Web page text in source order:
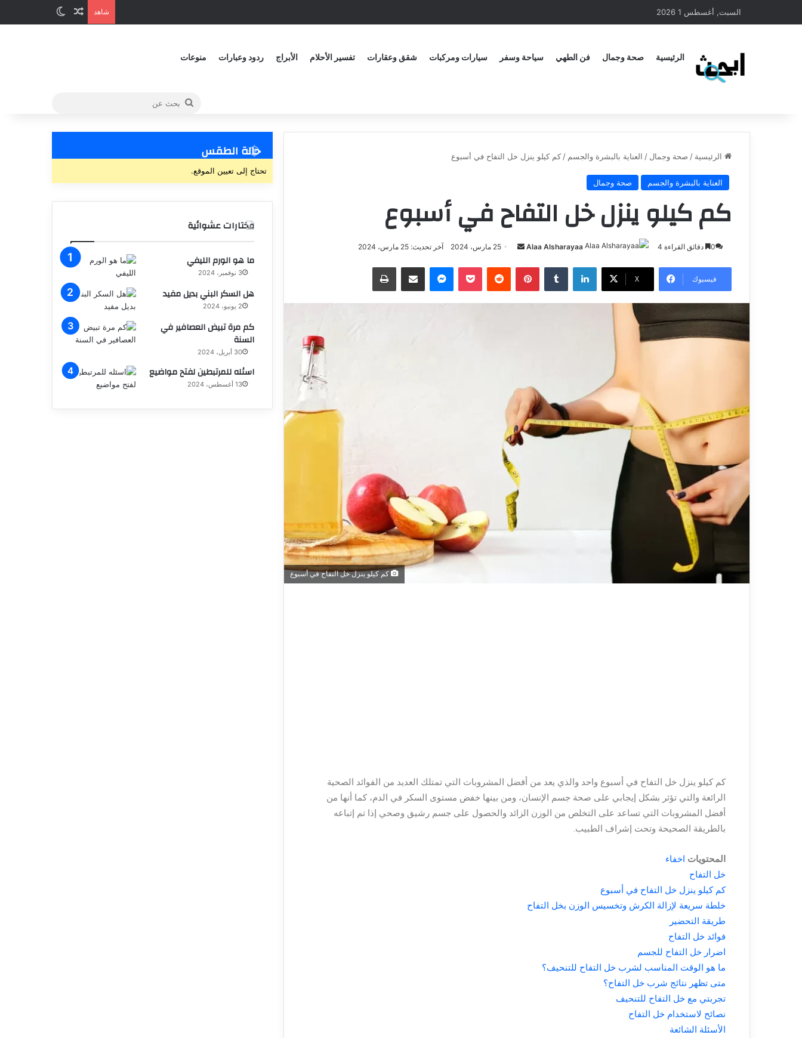
السبت, أغسطس 1 2026 شاهد
الرئيسية صحة وجمال فن الطهي سياحة وسفر سيارات ومركبات شقق وعقارات تفسير الأحلام الأبراج ردود وعبارات منوعات
الرئيسية / صحة وجمال / العناية بالبشرة والجسم / كم كيلو ينزل خل التفاح في أسبوع
العناية بالبشرة والجسم صحة وجمال
كم كيلو ينزل خل التفاح في أسبوع
Alaa Alsharayaa 25 مارس، 2024 آخر تحديث: 25 مارس، 2024 0 دقائق القراءة 4
فيسبوك X
كم كيلو ينزل خل التفاح في أسبوع
كم كيلو ينزل خل التفاح في أسبوع واحد والذي يعد من أفضل المشروبات التي تمتلك العديد من الفوائد الصحية
الرائعة والتي تؤثر بشكل إيجابي على صحة جسم الإنسان، ومن بينها خفض مستوى السكر في الدم، كما أنها من
أفضل المشروبات التي تساعد على التخلص من الوزن الزائد والحصول على جسم رشيق وصحي إذا تم إتباعه
بالطريقة الصحيحة وتحت إشراف الطبيب.
المحتويات اخفاء
خل التفاح
كم كيلو ينزل خل التفاح في أسبوع
خلطة سريعة لإزالة الكرش وتخسيس الوزن بخل التفاح
طريقة التحضير
فوائد خل التفاح
اضرار خل التفاح للجسم
ما هو الوقت المناسب لشرب خل التفاح للتنحيف؟
متى تظهر نتائج شرب خل التفاح؟
تجربتي مع خل التفاح للتنحيف
نصائح لاستخدام خل التفاح
الأسئلة الشائعة
حالة الطقس
تحتاج إلى تعيين الموقع.
مختارات عشوائية
ما هو الورم الليفي
3 نوفمبر، 2024
هل السكر البني بديل مفيد
2 يونيو، 2024
كم مرة تبيض العصافير في
السنة
30 أبريل، 2024
اسئله للمرتبطين لفتح مواضيع
13 أغسطس، 2024